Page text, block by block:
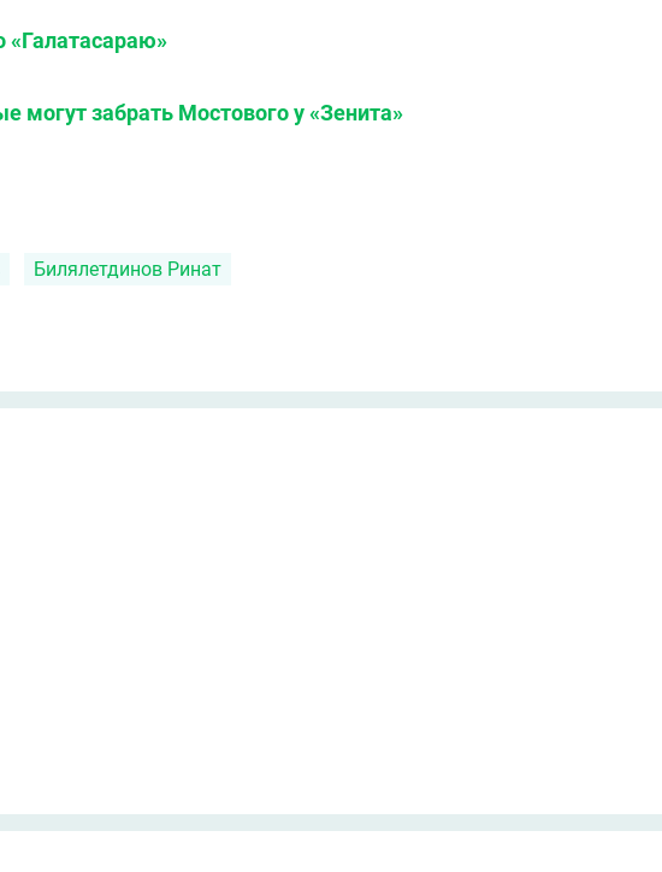
«Галатасараю»
могут забрать Мостового у «Зенита»
Билялетдинов Ринат